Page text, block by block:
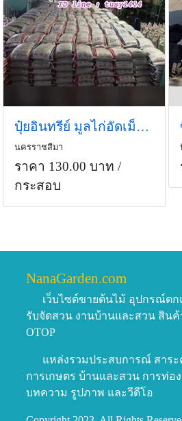
ปุ๋ยอินทรีย์ มูลไก่อัดเม็ด ตรา ชาวไร่
นครราชสีมา
ราคา 130.00 บาท /
กระสอบ
NanaGarden.com
เว็บไซต์ขายต้นไม้ อุปกรณ์ตก
รับจัดสวน งานบ้านและสวน สินค้
OTOP
แหล่งรวมประสบการณ์ สาร
การเกษตร บ้านและสวน การท่อ
บทความ รูปภาพ และวีดีโอ